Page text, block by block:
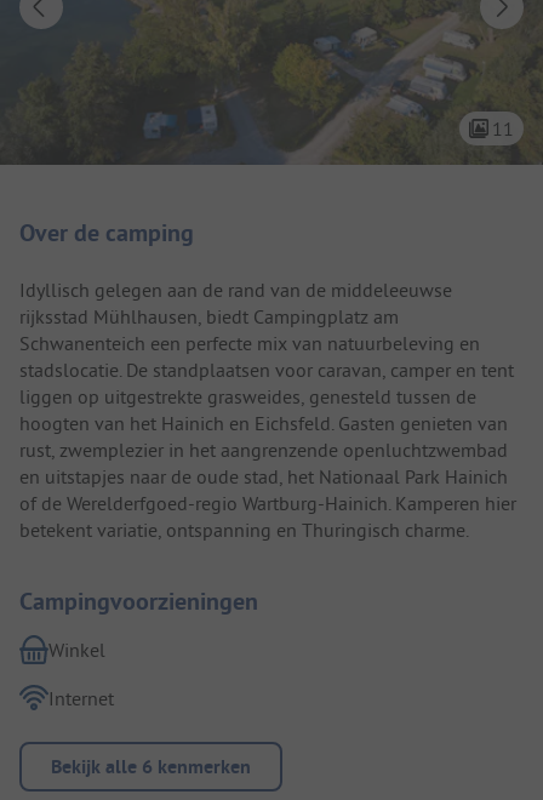
11
Over de camping
Idyllisch gelegen aan de rand van de middeleeuwse
rijksstad Mühlhausen, biedt Campingplatz am
Schwanenteich een perfecte mix van natuurbeleving en
stadslocatie. De standplaatsen voor caravan, camper en tent
liggen op uitgestrekte grasweides, genesteld tussen de
hoogten van het Hainich en Eichsfeld. Gasten genieten van
rust, zwemplezier in het aangrenzende openluchtzwembad
en uitstapjes naar de oude stad, het Nationaal Park Hainich
of de Werelderfgoed-regio Wartburg-Hainich. Kamperen hier
betekent variatie, ontspanning en Thuringisch charme.
Campingvoorzieningen
Winkel
Internet
Bekijk alle 6 kenmerken